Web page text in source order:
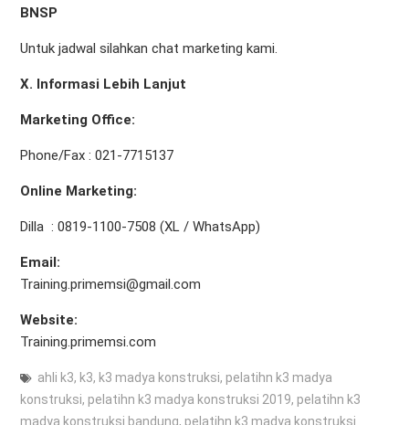
BNSP
Untuk jadwal silahkan chat marketing kami.
X. Informasi Lebih Lanjut
Marketing Office:
Phone/Fax : 021-7715137
Online Marketing:
Dilla : 0819-1100-7508 (XL / WhatsApp)
Email:
Training.primemsi@gmail.com
Website:
Training.primemsi.com
ahli k3, k3, k3 madya konstruksi, pelatihn k3 madya
konstruksi, pelatihn k3 madya konstruksi 2019, pelatihn k3
madya konstruksi bandung, pelatihn k3 madya konstruksi